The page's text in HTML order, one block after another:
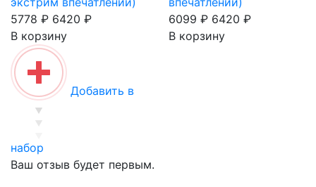
5778 ₽ 6420 ₽
В корзину
6099 ₽ 6420 ₽
В корзину
Добавить в
набор
Ваш отзыв будет первым.